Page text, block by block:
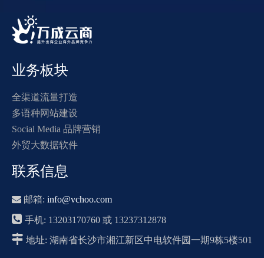
业务板块
全渠道流量打造
多语种网站建设
Social Media 品牌营销
外贸大数据软件
联系信息
 邮箱: info@vchoo.com
 手机: 13203170760 或 13237312878
 地址: 湖南省长沙市湘江新区中电软件园一期9栋5楼501